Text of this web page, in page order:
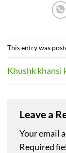
This entry was
Khushk khansi
Leave a
Your email
Required